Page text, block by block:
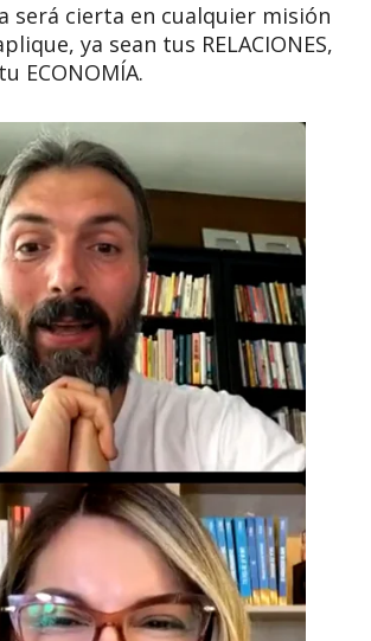
será cierta en cualquier misión
ya sean tus RELACIONES,
ECONOMÍA.